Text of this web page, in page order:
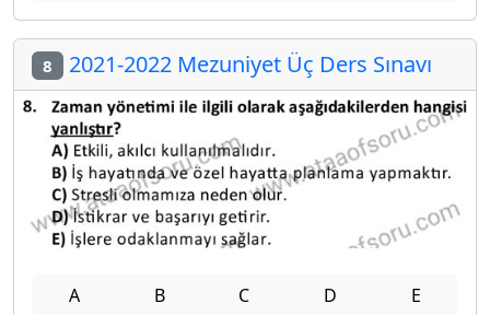
8 2021-2022 Mezuniyet Üç Ders Sınavı
A B C D E